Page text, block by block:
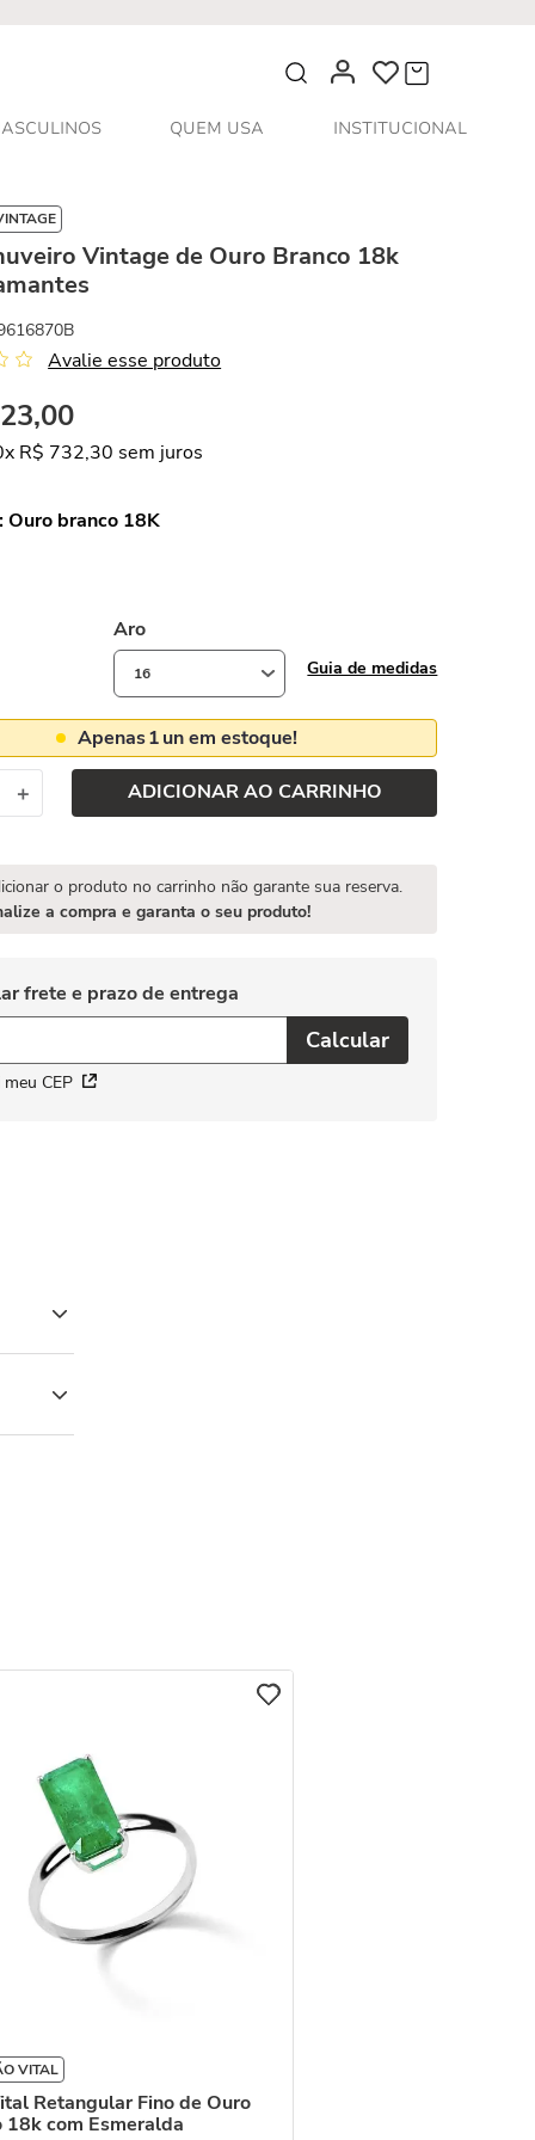
O que você procura?
QUEM USA
INSTITUCIONAL
Vintage de Ouro Branco 18k
Avalie esse produto
,00
x R$ 732,30 sem juros
Ouro branco 18K
Guia de medidas
Aro
16
Apenas1un em estoque!
＋ ADICIONAR AO CARRINHO
o produto no carrinho não garante sua reserva.
a compra e garanta o seu produto!
CEP
VITAL
Retangular Fino de Ouro
18k com Esmeralda